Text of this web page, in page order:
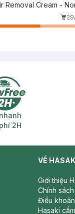
Removal Cream -
Giao nhanh miễn
2H
VỀ
Giới thiệu
Chính
Điều
Hasaki